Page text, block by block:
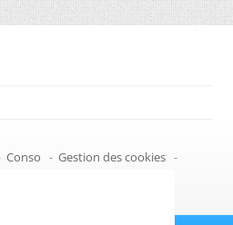
Conso - Gestion des cookies -